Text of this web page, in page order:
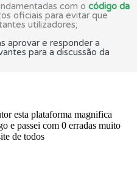
com o código da
oficiais para evitar que
utilizadores;
aprovar e responder a
para a discussão da